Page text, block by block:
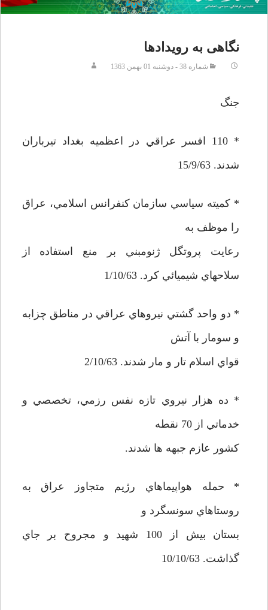
نگاهی به رویدادها
شماره 38 - دوشنبه 01 بهمن 1363
جنگ
* 110 افسر عراقي در اعظميه بغداد تيرباران
شدند. 15/9/63
* كميته سياسي سازمان كنفرانس اسلامي، عراق
را موظف به
رعايت پروتگل ژنومبني بر منع استفاده از
سلاحهاي شيميائي كرد. 1/10/63
* دو واحد گشتي نيروهاي عراقي در مناطق چزابه
و سومار با آتش
قواي اسلام تار و مار شدند. 2/10/63
* ده هزار نيروي تازه نفس رزمي، تخصصي و
خدماتي از 70 نقطه
كشور عازم جبهه ها شدند.
* حمله هواپيماهاي رژيم متجاوز عراق به
روستاهاي سونسگرد و
بستان بيش از 100 شهيد و مجروح بر جاي
گذاشت. 10/10/63